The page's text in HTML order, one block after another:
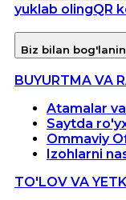
yuklab olingQR
Biz bilan
BUYURTMA VA
Atamalar
Saytda
Ommaviy
Izohlarni
TO'LOV VA